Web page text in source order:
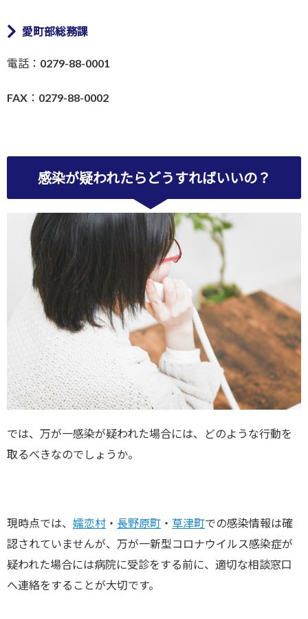
愛町部総務課
電話：0279-88-0001
FAX：0279-88-0002
感染が疑われたらどうすればいいの？
では、万が一感染が疑われた場合には、どのような行動を
取るべきなのでしょうか。
現時点では、 嬬恋村 ・ 長野原町 ・ 草津町での感染情報は確
認されていませんが、万が一新型コロナウイルス感染症が
疑われた場合には病院に受診をする前に、適切な相談窓口
へ連絡をすることが大切です。